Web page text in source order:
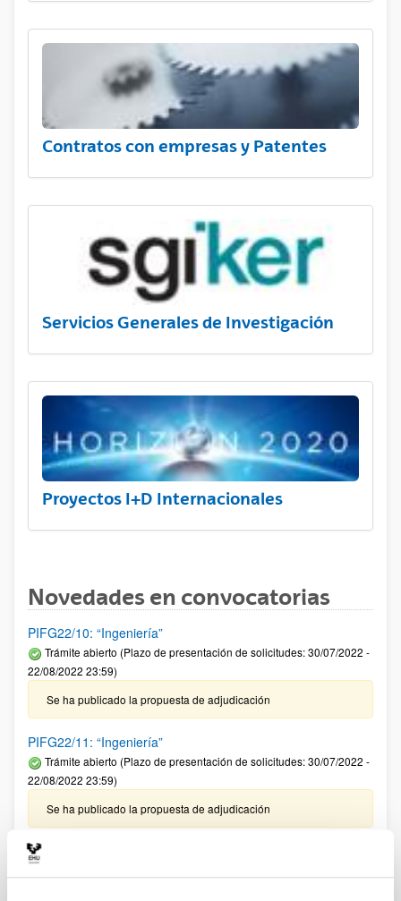
Contratos con empresas y Patentes
Servicios Generales de Investigación
Proyectos I+D Internacionales
Novedades en convocatorias
PIFG22/10: “Ingeniería”
Trámite abierto (Plazo de presentación de solicitudes: 30/07/2022 -
22/08/2022 23:59)
Se ha publicado la propuesta de adjudicación
PIFG22/11: “Ingeniería”
Trámite abierto (Plazo de presentación de solicitudes: 30/07/2022 -
22/08/2022 23:59)
Se ha publicado la propuesta de adjudicación
PIFG22/08: “Astrofísica-Investigación atmósfera de Júpiter”